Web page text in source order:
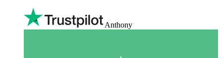
Anthony